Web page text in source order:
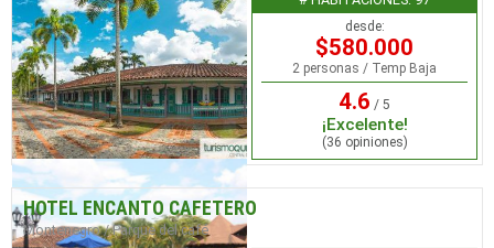
desde:
$580.000
2 personas / Temp Baja
4.6 / 5
¡Excelente!
(36 opiniones)
HOTEL ENCANTO CAFETERO
Montenegro / Parque del café